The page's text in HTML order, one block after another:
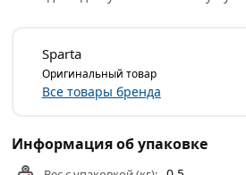
Условия доставки и цены на
Ключи комбинированные
области.
Sparta
Оригинальный товар
Все товары бренда
Информация об упаковке